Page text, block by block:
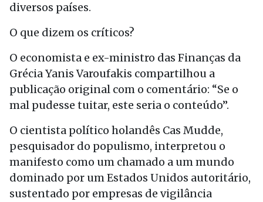
diversos países.
O que dizem os críticos?
O economista e ex-ministro das Finanças da
Grécia Yanis Varoufakis compartilhou a
publicação original com o comentário: “Se o
mal pudesse tuitar, este seria o conteúdo”.
O cientista político holandês Cas Mudde,
pesquisador do populismo, interpretou o
manifesto como um chamado a um mundo
dominado por um Estados Unidos autoritário,
sustentado por empresas de vigilância